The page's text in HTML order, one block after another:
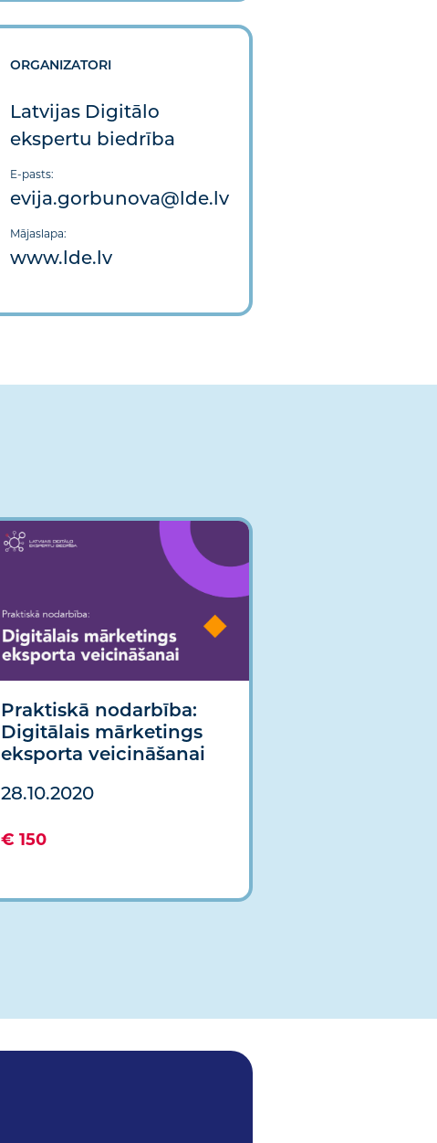
ORGANIZATORI
Latvijas Digitālo
ekspertu biedrība
E-pasts:
evija.gorbunova@lde.lv
Mājaslapa:
www.lde.lv
Praktiskā nodarbība:
Digitālais mārketings
eksporta veicināšanai
28.10.2020
€ 150